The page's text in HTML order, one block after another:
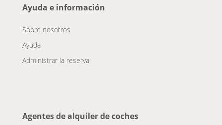
Ayuda e información
Sobre nosotros
Ayuda
Administrar la reserva
Agentes de alquiler de coches